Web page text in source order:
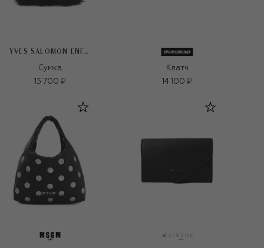
YVES SALOMON ENFANT
Сумка
15 700 ₽
Клатч
14 100 ₽